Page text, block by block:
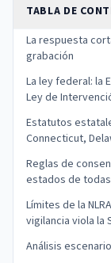
TABLA DE
La respuesta
grabación
La ley federal: la
Ley de
Estatutos
Connecticut,
Reglas de
estados de
Límites de la
vigilancia viola la
Análisis